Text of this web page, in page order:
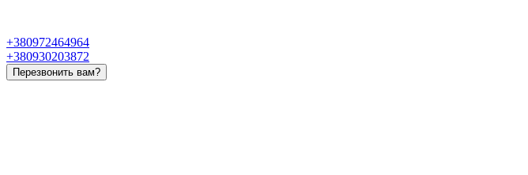
+380972464964
+380930203872
Перезвонить вам?